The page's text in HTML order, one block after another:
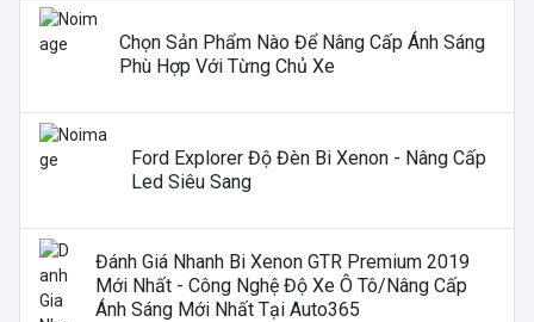
Chọn Sản Phẩm Nào Để Nâng Cấp Ánh Sáng
Phù Hợp Với Từng Chủ Xe
Ford Explorer Độ Đèn Bi Xenon - Nâng Cấp
Led Siêu Sang
Đánh Giá Nhanh Bi Xenon GTR Premium 2019
Mới Nhất - Công Nghệ Độ Xe Ô Tô/nâng Cấp
Ánh Sáng Mới Nhất Tại Auto365